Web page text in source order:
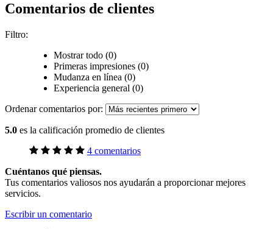
Comentarios de clientes
Filtro:
Mostrar todo (0)
Primeras impresiones (0)
Mudanza en línea (0)
Experiencia general (0)
Ordenar comentarios por:
5.0 es la calificación promedio de clientes
4 comentarios
Cuéntanos qué piensas.
Tus comentarios valiosos nos ayudarán a proporcionar mejores
servicios.
Escribir un comentario